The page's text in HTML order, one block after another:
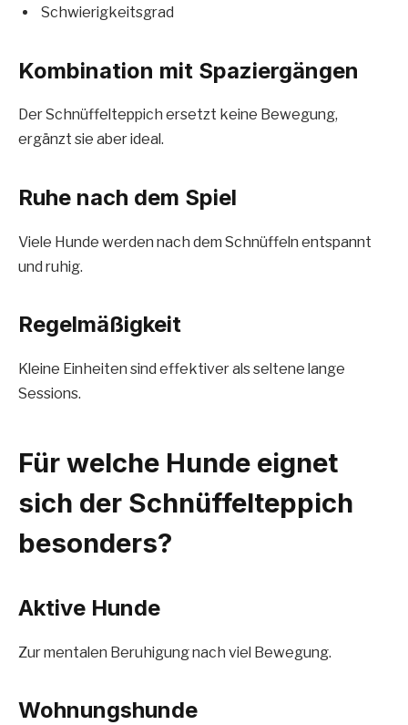
Schwierigkeitsgrad
Kombination mit Spaziergängen
Der Schnüffelteppich ersetzt keine Bewegung,
ergänzt sie aber ideal.
Ruhe nach dem Spiel
Viele Hunde werden nach dem Schnüffeln entspannt
und ruhig.
Regelmäßigkeit
Kleine Einheiten sind effektiver als seltene lange
Sessions.
Für welche Hunde eignet
sich der Schnüffelteppich
besonders?
Aktive Hunde
Zur mentalen Beruhigung nach viel Bewegung.
Wohnungshunde